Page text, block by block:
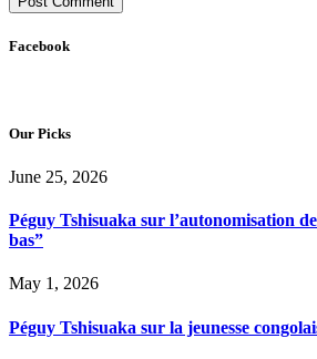
Facebook
Our Picks
June 25, 2026
Péguy Tshisuaka sur l’autonomisation
bas”
May 1, 2026
Péguy Tshisuaka sur la jeunesse